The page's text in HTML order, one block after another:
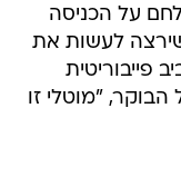
על הכניסה
לעשות את
פייבוריטית
"מוטלי זו